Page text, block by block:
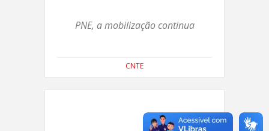
PNE, a mobilização continua
CNTE